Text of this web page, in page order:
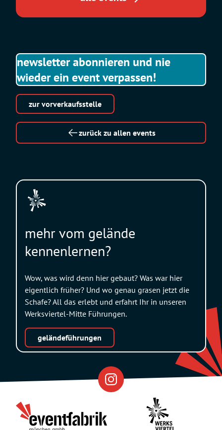
newsletter abonnieren und nie
wieder ein event verpassen!
zur vorverkaufsstelle
zurück zu allen events
Partner
mehr vom gelände
kennenlernen?
Wow, was wird denn hier gebaut? Was war hier
eigentlich früher? Und wo genau grasen jetzt die
Schafe? All das erlebt und erfahrt Ihr in unseren
Werksviertel-Mitte Führungen.
geländeführungen